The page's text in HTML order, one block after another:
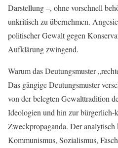
Darstellung –, ohne vorschnell
unkritisch zu übernehmen.
politischer Gewalt gegen
Aufklärung zwingend.
Warum das Deutungsmuster
Das gängige Deutungsmuster
von der belegten Gewalttradition
Ideologien und hin zur bürgerlich-
Zweckpropaganda. Der
Kommunismus, Sozialismus,